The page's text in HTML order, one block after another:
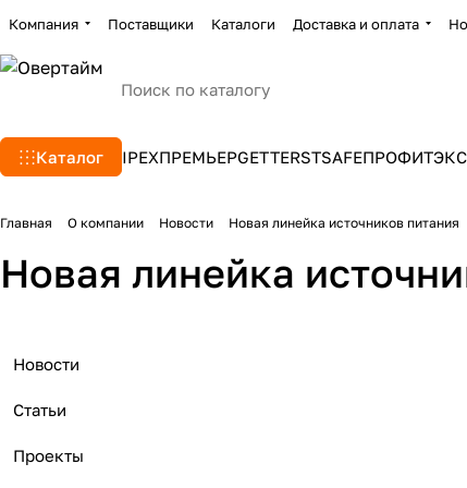
Компания Поставщики Каталоги Доставка и оплата
Каталог IPEXПРЕМЬЕРGETTERSTSAFEПРОФИТЭКС
Главная О компании Новости Новая линейка источников питания
Новая линейка
Новости
Статьи
Проекты